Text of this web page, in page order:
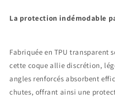
La protection indémodable
Fabriquée en TPU transparent
cette coque allie discrétion,
angles renforcés absorbent
chutes, offrant ainsi une